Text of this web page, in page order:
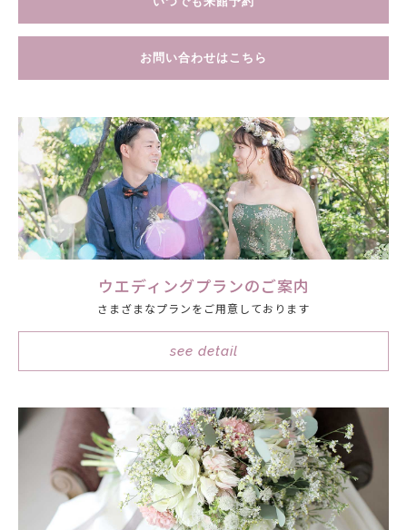
お問い合わせはこちら
ウエディングプランのご案内
さまざまなプランをご用意しております
see detail